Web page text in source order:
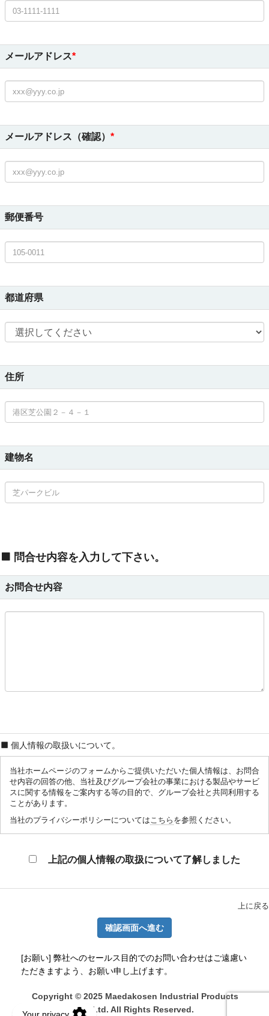
メールアドレス
メールアドレス（確認）
郵便番号
都道府県
住所
建物名
問合せ内容を入力して下さい。
お問合せ内容
個人情報の取扱いについて。
当社ホームページのフォームからご提供いただいた個人情報は、お問合
せ内容の回答の他、当社及びグループ会社の事業における製品やサービ
スに関する情報をご案内する等の目的で、グループ会社と共同利用する
ことがあります。
当社のプライバシーポリシーについてはこちら を参照ください。
上記の個人情報の取扱について了解しました
上に戻る
確認画面へ進む
[お願い] 弊社へのセールス目的でのお問い合わせはご遠慮い
ただきますよう、お願い申し上げます。
Copyright © 2025 Maedakosen Industrial Products
Co.,Ltd. All Rights Reserved.